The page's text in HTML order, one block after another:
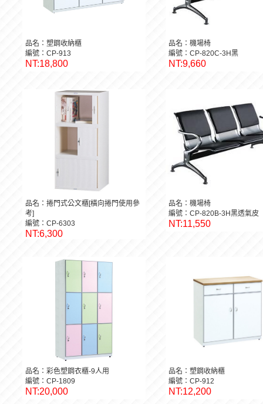
品名：塑鋼收納櫃
編號：CP-913
NT:18,800
品名：機場椅
編號：CP-820C-3H黑
NT:9,660
品名：捲門式公文櫃[橫向捲門使用參
考]
編號：CP-6303
NT:6,300
品名：機場椅
編號：CP-820B-3H黑透氣皮
NT:11,550
品名：彩色塑鋼衣櫃-9人用
編號：CP-1809
NT:20,000
品名：塑鋼收納櫃
編號：CP-912
NT:12,200